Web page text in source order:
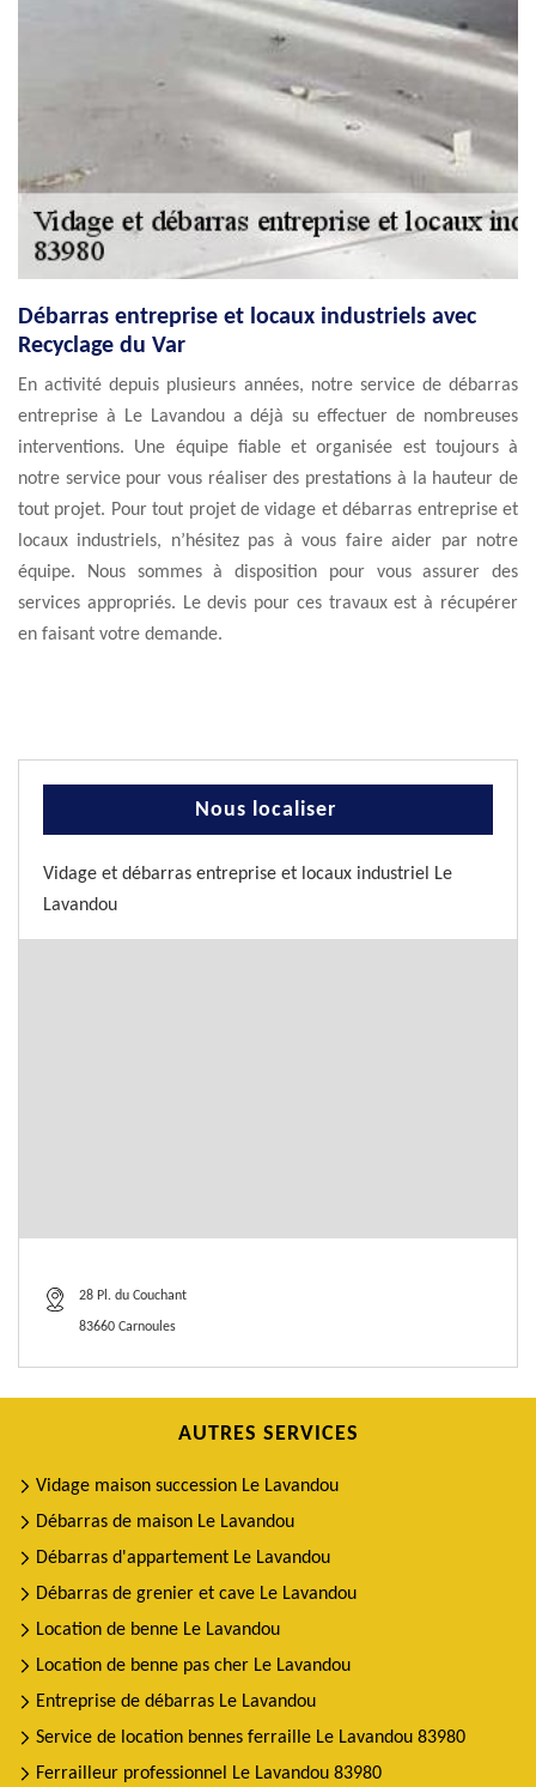
Débarras entreprise et locaux industriels avec
Recyclage du Var
En activité depuis plusieurs années, notre service de débarras
entreprise à Le Lavandou a déjà su effectuer de nombreuses
interventions. Une équipe fiable et organisée est toujours à
notre service pour vous réaliser des prestations à la hauteur de
tout projet. Pour tout projet de vidage et débarras entreprise et
locaux industriels, n’hésitez pas à vous faire aider par notre
équipe. Nous sommes à disposition pour vous assurer des
services appropriés. Le devis pour ces travaux est à récupérer
en faisant votre demande.
Nous localiser
Vidage et débarras entreprise et locaux industriel Le
Lavandou
28 Pl. du Couchant
83660 Carnoules
AUTRES SERVICES
Vidage maison succession Le Lavandou
Débarras de maison Le Lavandou
Débarras d'appartement Le Lavandou
Débarras de grenier et cave Le Lavandou
Location de benne Le Lavandou
Location de benne pas cher Le Lavandou
Entreprise de débarras Le Lavandou
Service de location bennes ferraille Le Lavandou 83980
Ferrailleur professionnel Le Lavandou 83980